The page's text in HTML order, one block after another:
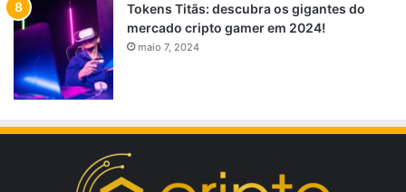
Tokens Titãs: descubra os gigantes do
mercado cripto gamer em 2024!
maio 7, 2024